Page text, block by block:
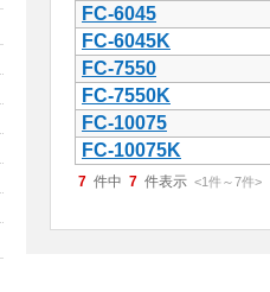
FC-6045
FC-6045K
FC-7550
FC-7550K
FC-10075
FC-10075K
7 件中 7 件表示 <1件～7件>